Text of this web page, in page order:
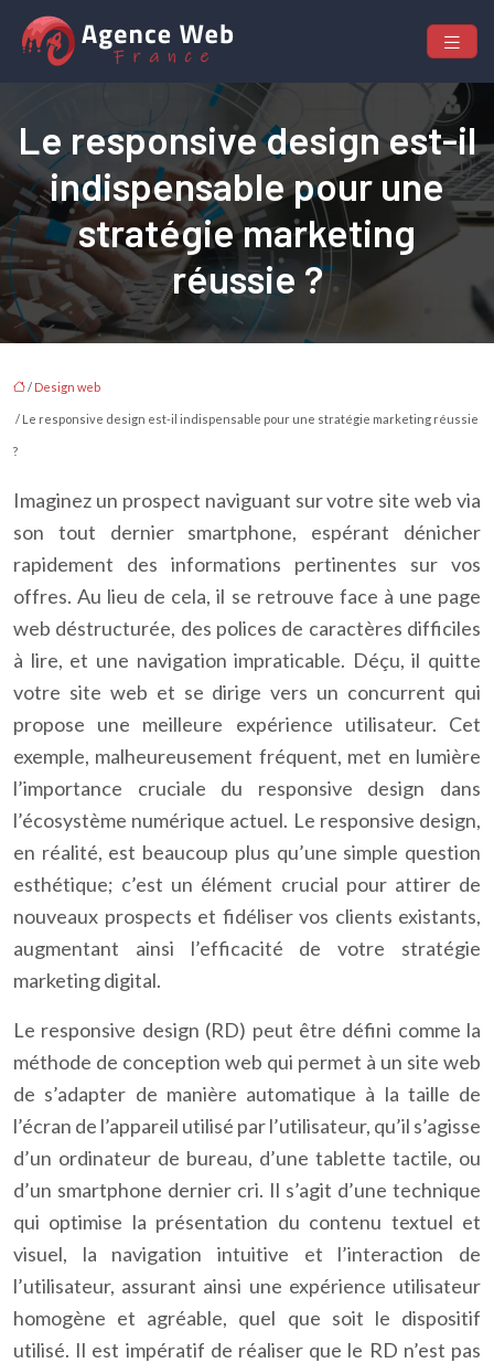
Le responsive design est-il
indispensable pour une
stratégie marketing
réussie ?
/ Design web
/ Le responsive design est-il indispensable pour une stratégie marketing réussie
?
Imaginez un prospect naviguant sur votre site web via
son tout dernier smartphone, espérant dénicher
rapidement des informations pertinentes sur vos
offres. Au lieu de cela, il se retrouve face à une page
web déstructurée, des polices de caractères difficiles
à lire, et une navigation impraticable. Déçu, il quitte
votre site web et se dirige vers un concurrent qui
propose une meilleure expérience utilisateur. Cet
exemple, malheureusement fréquent, met en lumière
l’importance cruciale du responsive design dans
l’écosystème numérique actuel. Le responsive design,
en réalité, est beaucoup plus qu’une simple question
esthétique; c’est un élément crucial pour attirer de
nouveaux prospects et fidéliser vos clients existants,
augmentant ainsi l’efficacité de votre stratégie
marketing digital.
Le responsive design (RD) peut être défini comme la
méthode de conception web qui permet à un site web
de s’adapter de manière automatique à la taille de
l’écran de l’appareil utilisé par l’utilisateur, qu’il s’agisse
d’un ordinateur de bureau, d’une tablette tactile, ou
d’un smartphone dernier cri. Il s’agit d’une technique
qui optimise la présentation du contenu textuel et
visuel, la navigation intuitive et l’interaction de
l’utilisateur, assurant ainsi une expérience utilisateur
homogène et agréable, quel que soit le dispositif
utilisé. Il est impératif de réaliser que le RD n’est pas